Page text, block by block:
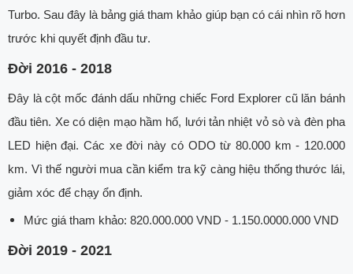
Turbo. Sau đây là bảng giá tham khảo giúp bạn có cái nhìn rõ hơn
trước khi quyết định đầu tư.
Đời 2016 - 2018
Đây là cột mốc đánh dấu những chiếc Ford Explorer cũ lăn bánh
đầu tiên. Xe có diện mạo hầm hố, lưới tản nhiệt vỏ sò và đèn pha
LED hiện đại. Các xe đời này có ODO từ 80.000 km - 120.000
km. Vì thế người mua cần kiểm tra kỹ càng hiệu thống thước lái,
giảm xóc để chạy ổn định.
Mức giá tham khảo: 820.000.000 VND - 1.150.0000.000 VND
Đời 2019 - 2021